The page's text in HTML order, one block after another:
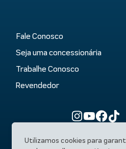
Utilizamos cookies para
Fale Conosco
Seja uma concessionária
Trabalhe Conosco
Revendedor